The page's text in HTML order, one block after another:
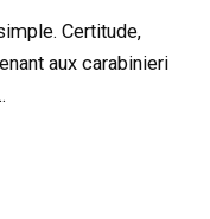
Certitude,
aux carabinieri